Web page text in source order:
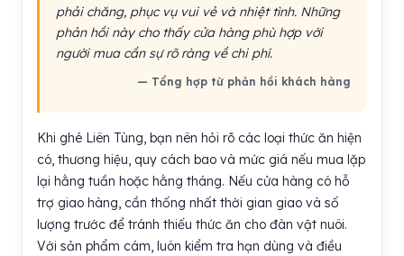
phải chăng, phục vụ vui vẻ và nhiệt tình. Những
phản hồi này cho thấy cửa hàng phù hợp với
người mua cần sự rõ ràng về chi phí.
— Tổng hợp từ phản hồi khách hàng
Khi ghé Liên Tùng, bạn nên hỏi rõ các loại thức ăn hiện
có, thương hiệu, quy cách bao và mức giá nếu mua lặp
lại hằng tuần hoặc hằng tháng. Nếu cửa hàng có hỗ
trợ giao hàng, cần thống nhất thời gian giao và số
lượng trước để tránh thiếu thức ăn cho đàn vật nuôi.
Với sản phẩm cám, luôn kiểm tra hạn dùng và điều